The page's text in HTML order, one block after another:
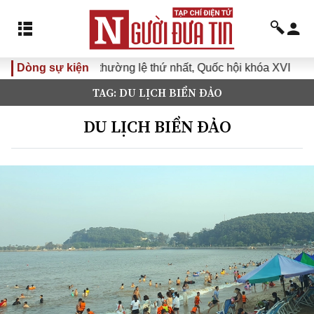
Dòng sự kiện
thường lệ thứ nhất, Quốc hội khóa XVI Đưa Nghị
TAG: DU LỊCH BIỂN ĐẢO
DU LỊCH BIỂN ĐẢO